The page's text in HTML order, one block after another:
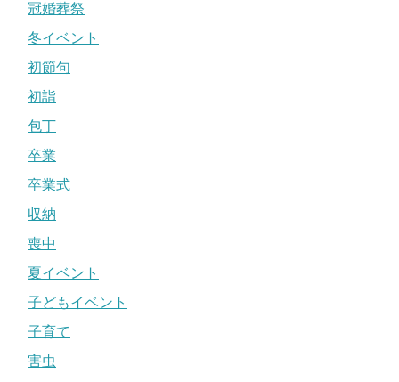
冠婚葬祭
冬イベント
初節句
初詣
包丁
卒業
卒業式
収納
喪中
夏イベント
子どもイベント
子育て
害虫